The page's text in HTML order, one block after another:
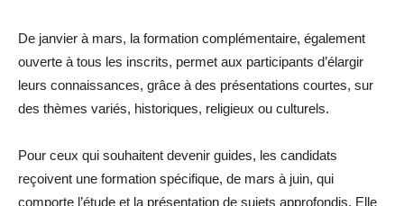
De janvier à mars, la formation complémentaire, également
ouverte à tous les inscrits, permet aux participants d’élargir
leurs connaissances, grâce à des présentations courtes, sur
des thèmes variés, historiques, religieux ou culturels.
Pour ceux qui souhaitent devenir guides, les candidats
reçoivent une formation spécifique, de mars à juin, qui
comporte l’étude et la présentation de sujets approfondis. Elle